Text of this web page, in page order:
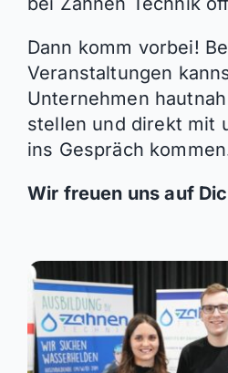
Dann komm vorbei!
Veranstaltungen
Unternehmen
stellen und direkt mit
ins Gespräch
Wir freuen uns auf